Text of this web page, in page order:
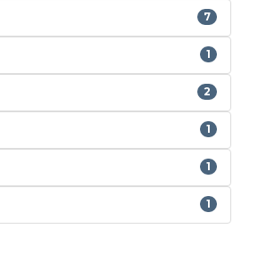
7
1
2
1
1
1